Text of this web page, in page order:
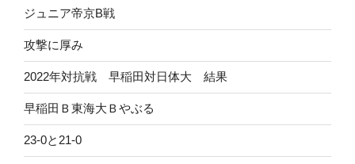
ジュニア帝京B戦
攻撃に厚み
2022年対抗戦 早稲田対日体大 結果
早稲田Ｂ東海大Ｂやぶる
23-0と21-0